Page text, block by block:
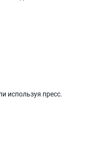
используя пресс.